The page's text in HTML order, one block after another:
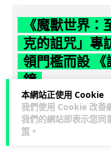
本網站正使用 Cookie
我們使用 Cookie 改善
我們的網站即表示您同
策 。
《魔獸世界：
克的詛咒」專
領門檻而設
鐘
《魔獸世界：至暗之夜
於 8 月 13 日正式上線
祭壇」、新型態世...